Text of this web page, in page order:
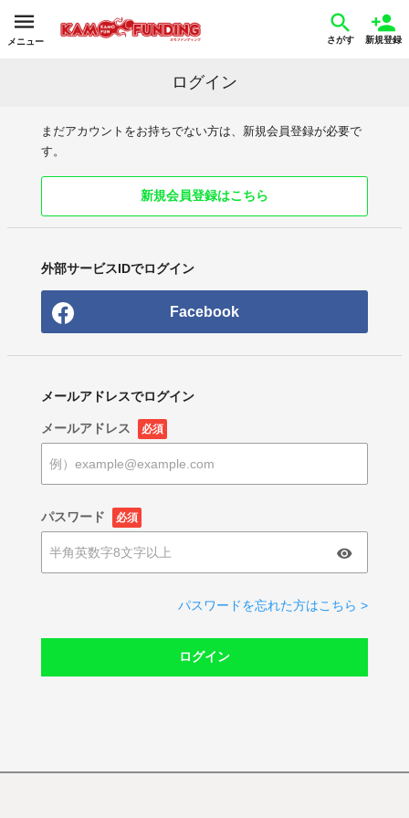
メニュー さがす 新規登録
ログイン
まだアカウントをお持ちでない方は、新規会員登録が必要で
す。
新規会員登録はこちら
外部サービスIDでログイン
Facebook
メールアドレスでログイン
メールアドレス 必須
パスワード 必須
パスワードを忘れた方はこちら >
ログイン